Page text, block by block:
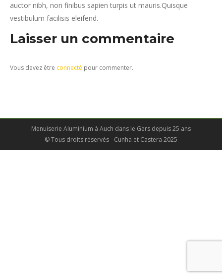
auctor nibh, non finibus sapien turpis ut mauris.Quisque
vestibulum facilisis eleifend.
Laisser un commentaire
Vous devez être connecté pour commenter.
Menuiserie Aluminium à Auch dans le Gers depuis 25 ans
© Tous droits réservés - Cunha et Castera 2025